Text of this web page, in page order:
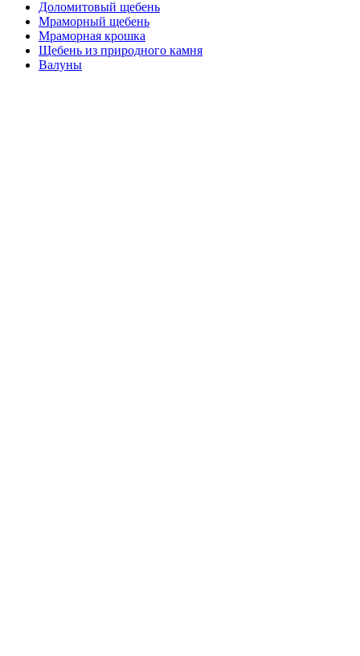
Доломитовый щебень
Мраморный щебень
Мраморная крошка
Щебень из природного камня
Валуны